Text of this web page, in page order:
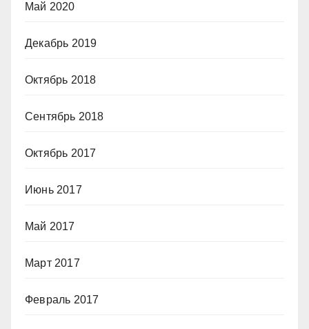
Май 2020
Декабрь 2019
Октябрь 2018
Сентябрь 2018
Октябрь 2017
Июнь 2017
Май 2017
Март 2017
Февраль 2017